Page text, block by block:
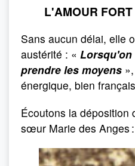
L'AMOUR
Sans aucun délai, elle
austérité : « Lorsqu'on
prendre les moyens
énergique, bien
Écoutons la déposition
sœur Marie des Anges :